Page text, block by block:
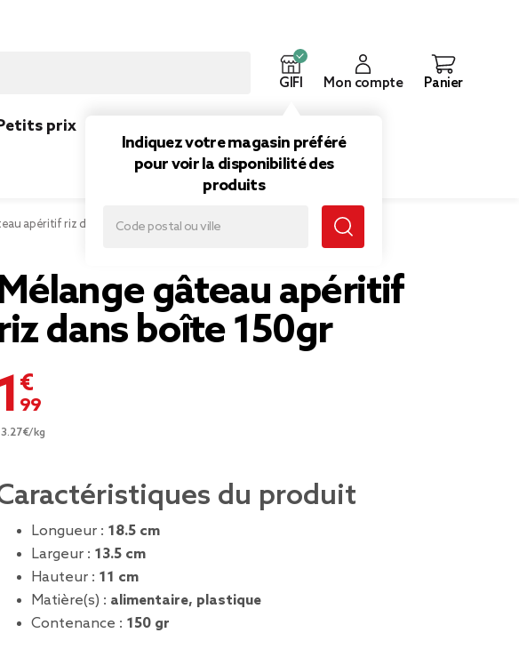
GIFI
Indiquez votre magasin préféré
pour voir la disponibilité des
produits
Mon compte Panier
prix
apéritif riz dans boîte 150gr
gâteau apéritif
dans boîte 150gr
1,99 €
kg
du produit
Longueur : 18.5 cm
Largeur : 13.5 cm
Hauteur : 11 cm
Matière(s) : alimentaire, plastique
Contenance : 150 gr